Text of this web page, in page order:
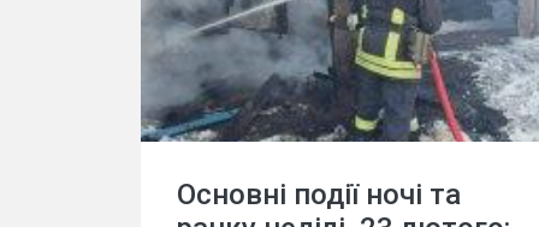
Основні події ночі та